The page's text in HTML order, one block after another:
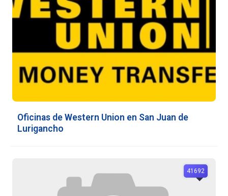
Oficinas de Western Union en San Juan de
Lurigancho
41692